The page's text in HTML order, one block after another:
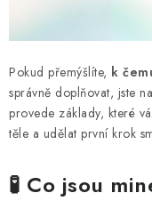
Doprava a platba
Proč Botanic?
Pokud přemýšlíte, k
správně doplňovat, jste
provede základy, které
těle a udělat první krok
🧪 Co jsou